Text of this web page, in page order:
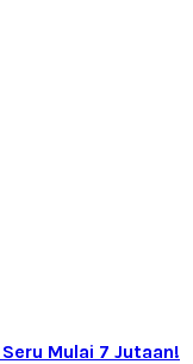
Mulai 7 Jutaan!